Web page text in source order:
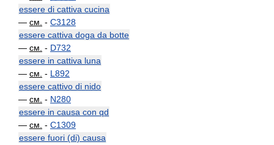
essere di cattiva cucina
— см. - C3128
essere cattiva doga da botte
— см. - D732
essere in cattiva luna
— см. - L892
essere cattivo di nido
— см. - N280
essere in causa con qd
— см. - C1309
essere fuori (di) causa